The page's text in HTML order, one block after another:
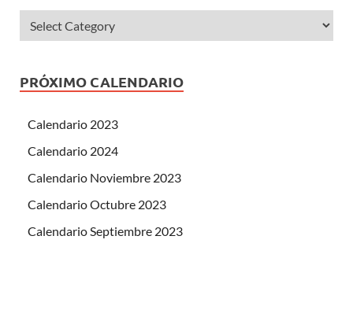
PRÓXIMO CALENDARIO
Calendario 2023
Calendario 2024
Calendario Noviembre 2023
Calendario Octubre 2023
Calendario Septiembre 2023